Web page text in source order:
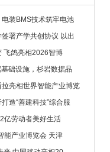
装BMS技术筑牢电池
署产学共创协议 以出
飞鸽亮相2026智博
础设施，杉岩数据品
亮相世界智能产业博览
造“善建科技”综合服
亿劳动者美好生活
能产业博览会 天津